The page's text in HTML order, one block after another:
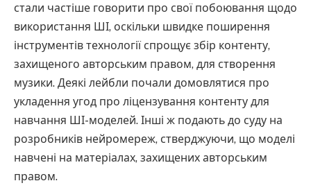
стали частіше говорити про свої побоювання щодо
використання ШІ, оскільки швидке поширення
інструментів технології спрощує збір контенту,
захищеного авторським правом, для створення
музики. Деякі лейбли почали домовлятися про
укладення угод про ліцензування контенту для
навчання ШІ-моделей. Інші ж подають до суду на
розробників нейромереж, стверджуючи, що моделі
навчені на матеріалах, захищених авторським
правом.